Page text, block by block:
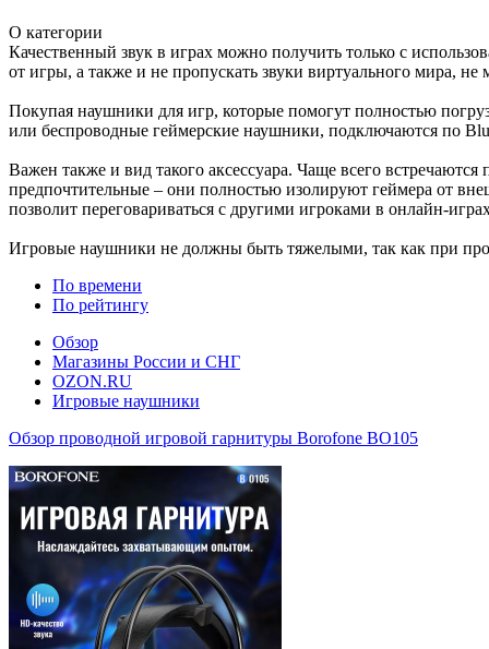
О категории
Качественный звук в играх можно получить только с
от игры, а также и не пропускать звуки виртуального мира,
Покупая наушники для игр, которые помогут полностью
или беспроводные геймерские наушники, подключаются по
Важен также и вид такого аксессуара. Чаще всего
предпочтительные – они полностью изолируют геймера от
позволит переговариваться с другими игроками в онлайн-
Игровые наушники не должны быть тяжелыми, так как при
По времени
По рейтингу
Обзор
Магазины России и СНГ
OZON.RU
Игровые наушники
Обзор проводной игровой гарнитуры Borofone BO105